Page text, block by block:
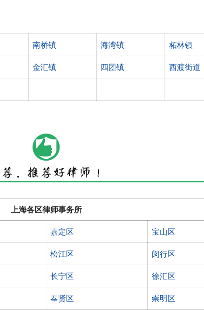
南桥镇 海湾镇 柘林镇
金汇镇 四团镇 西渡街道
上海各区律师事务所
嘉定区 宝山区
松江区 闵行区
长宁区 徐汇区
奉贤区 崇明区